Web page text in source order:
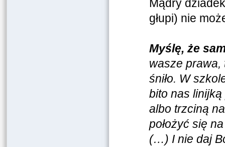
Mądry
głupi) nie
Myślę, że
wasze prawa,
śniło. W
bito nas linijką
albo trzciną
położyć się
(…) I nie daj